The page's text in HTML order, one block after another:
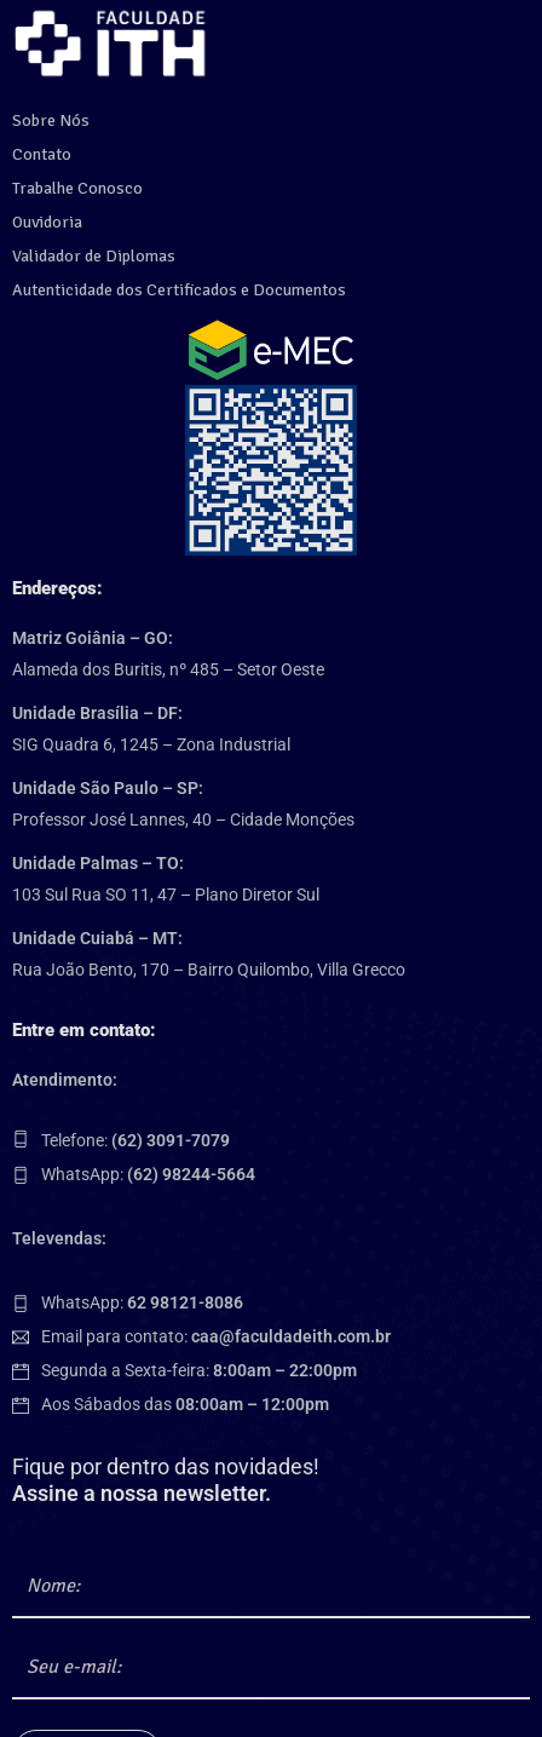
Sobre Nós
Contato
Trabalhe Conosco
Ouvidoria
Validador de Diplomas
Autenticidade dos Certificados e Documentos
Endereços:
Matriz Goiânia – GO:
Alameda dos Buritis, nº 485 – Setor Oeste
Unidade Brasília – DF:
SIG Quadra 6, 1245 – Zona Industrial
Unidade São Paulo – SP:
Professor José Lannes, 40 – Cidade Monções
Unidade Palmas – TO:
103 Sul Rua SO 11, 47 – Plano Diretor Sul
Unidade Cuiabá – MT:
Rua João Bento, 170 – Bairro Quilombo, Villa Grecco
Entre em contato:
Atendimento:
Telefone: (62) 3091-7079
WhatsApp: (62) 98244-5664
Televendas:
WhatsApp:62 98121-8086
Email para contato:caa@faculdadeith.com.br
Segunda a Sexta-feira:8:00am – 22:00pm
Aos Sábados das08:00am – 12:00pm
Fique por dentro das novidades!
Assine a nossa newsletter.